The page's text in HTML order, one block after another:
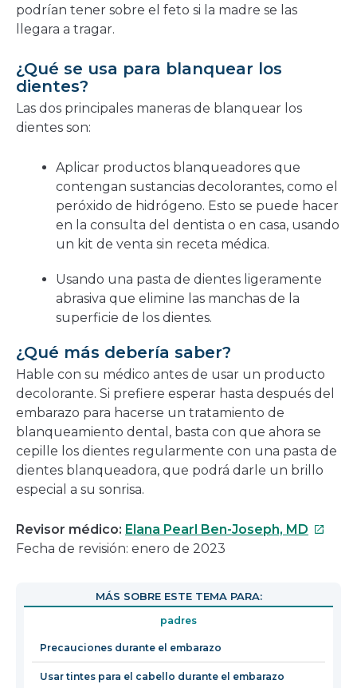
podrían tener sobre el feto si la madre se las
llegara a tragar.
¿Qué se usa para blanquear los
dientes?
Las dos principales maneras de blanquear los
dientes son:
Aplicar productos blanqueadores que
contengan sustancias decolorantes, como el
peróxido de hidrógeno. Esto se puede hacer
en la consulta del dentista o en casa, usando
un kit de venta sin receta médica.
Usando una pasta de dientes ligeramente
abrasiva que elimine las manchas de la
superficie de los dientes.
¿Qué más debería saber?
Hable con su médico antes de usar un producto
decolorante. Si prefiere esperar hasta después del
embarazo para hacerse un tratamiento de
blanqueamiento dental, basta con que ahora se
cepille los dientes regularmente con una pasta de
dientes blanqueadora, que podrá darle un brillo
especial a su sonrisa.
Revisor médico: Elana Pearl Ben-Joseph, MD Este
en
Fecha de revisión: enero de 2023
MÁS SOBRE ESTE TEMA PARA:
padres
Precauciones durante el embarazo
Usar tintes para el cabello durante el embarazo